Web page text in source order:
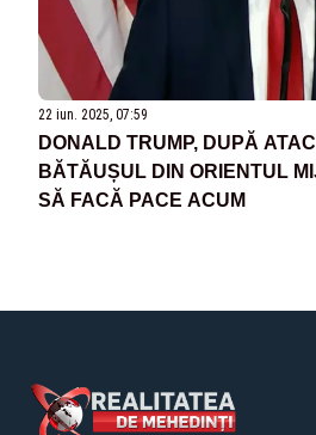
22 iun. 2025, 07:59
DONALD TRUMP, DUPĂ
BĂTĂUȘUL DIN ORIENTUL
SĂ FACĂ PACE ACUM